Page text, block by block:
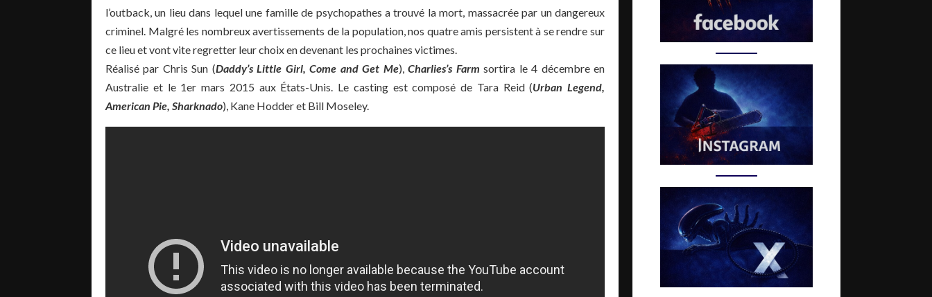
l’outback, un lieu dans lequel une famille de psychopathes a trouvé la mort, massacrée par un dangereux
criminel. Malgré les nombreux avertissements de la population, nos quatre amis persistent à se rendre sur
ce lieu et vont vite regretter leur choix en devenant les prochaines victimes.
Réalisé par Chris Sun (Daddy’s Little Girl, Come and Get Me),Charlies’s Farm sortira le 4 décembre en
Australie et le 1er mars 2015 aux États-Unis. Le casting est composé de Tara Reid (Urban Legend,
American Pie, Sharknado), Kane Hodder et Bill Moseley.